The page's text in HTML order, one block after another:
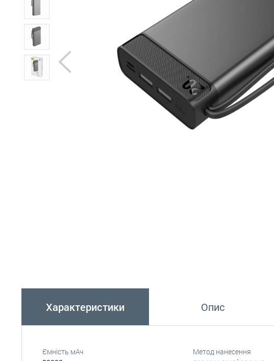
Характеристики Опис
Ємність мАч
Метод нанесення